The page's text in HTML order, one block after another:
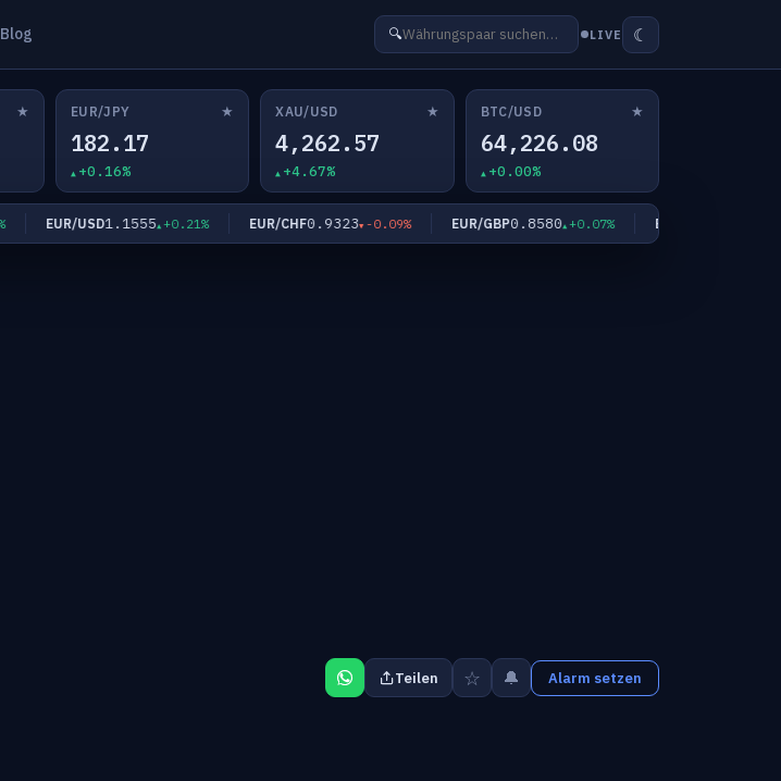
Blog 🔍 LIVE ☾
★ EUR/JPY ★
182.17
+0.16%
XAU/USD ★
4,262.57
+4.67%
BTC/USD ★
64,226.08
+0.00%
EUR/USD1.1555 +0.21% EUR/CHF0.9323 -0.09% EUR/GBP0.8580 +0.07% EUR/JPY
Teilen ☆ 🔔 Alarm setzen